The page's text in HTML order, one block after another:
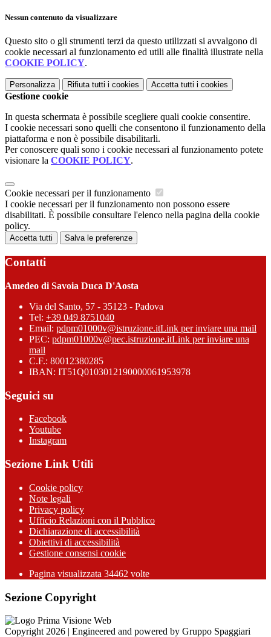
Nessun contenuto da visualizzare
Questo sito o gli strumenti terzi da questo utilizzati si avvalgono di
cookie necessari al funzionamento ed utili alle finalità illustrate nella
COOKIE POLICY.
Personalizza Rifiuta tutti i cookies Accetta tutti i cookies
Gestione cookie
In questa schermata è possibile scegliere quali cookie consentire.
I cookie necessari sono quelli che consentono il funzionamento della
piattaforma e non è possibile disabilitarli.
Per conoscere quali sono i cookie necessari al funzionamento potete
visionare la COOKIE POLICY.
Cookie necessari per il funzionamento
I cookie necessari per il funzionamento non possono essere
disabilitati. È possibile consultare l'elenco nella pagina della cookie
policy.
Accetta tutti Salva le preferenze
Contatti
Amedeo di Savoia Duca D'Aosta
Via del Santo, 57 - 35123 - Padova
Tel: +39 049 8751040
Email: pdpm01000v@istruzione.itLink per inviare una mail
PEC: pdpm01000v@pec.istruzione.itLink per inviare una
mail
C.F.: 80012380285
IBAN: IT51Q0103012190000061953978
Seguici su
Facebook
Youtube
Instagram
Sezione Link Utili
Cookie policy
Note legali
Privacy policy
Ufficio Relazioni con il Pubblico
Dichiarazione di accessibilità
Obiettivi di accessibilità
Gestione consensi cookie
Pagina visualizzata 34462 volte
Sezione Copyright
Copyright 2026 | Engineered and powered by Gruppo Spaggiari